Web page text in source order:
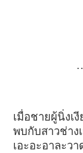
เมื่อชายผู้นิ่ง
พบกับสาวช่า
เอะอะอาละ